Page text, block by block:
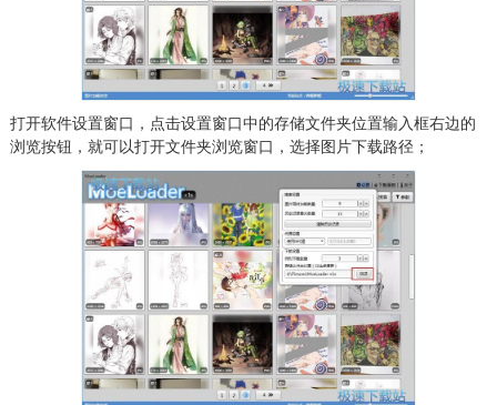
打开软件设置窗口，点击设置窗口中的存储文件夹位置输入框右边的
浏览按钮，就可以打开文件夹浏览窗口，选择图片下载路径；